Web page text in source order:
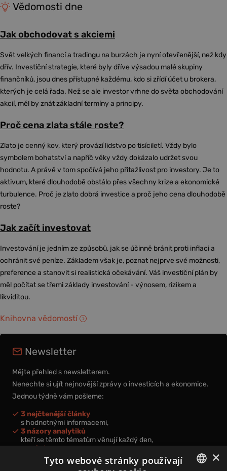
Vědomosti dne
Jak obchodovat s akciemi
Svět velkých financí a tradingu na burzách je nyní otevřenější, než kdy
dřív. Investiční strategie, které byly dříve výsadou malé skupiny
finančníků, jsou dnes přístupné každému, kdo si zřídí účet u brokera,
kterých je celá řada. Než se ale investor vrhne do světa obchodování
akcií, měl by znát základní termíny a principy.
Proč cena zlata stále roste?
Zlato je cenný kov, který provází lidstvo po tisíciletí. Vždy bylo
symbolem bohatství a napříč věky vždy dokázalo udržet svou
hodnotu. A právě v tom spočívá jeho přitažlivost pro investory. Je to
aktivum, které dlouhodobě obstálo přes všechny krize a ekonomické
turbulence. Proč je zlato dobrá investice a proč jeho cena dlouhodobě
roste?
Jak začít investovat
Investování je jedním ze způsobů, jak se účinně bránit proti inflaci a
ochránit své peníze. Základem však je, poznat nejprve své možnosti,
preference a stanovit si realistická očekávání. Váš investiční plán by
měl počítat se třemi základy investování - výnosem, rizikem a
likviditou.
Knihovna vědomostí
Newsletter
Mějte přehled s newsletterem.
Nenechte si ujít nejnovější zprávy o investicích a ekonomice.
Jednou týdně vám pošleme:
3 nejčtenější články
s hodnotnými informacemi,
3 názory analytiků
kteří se těmto tématům věnují každý den,
nová videa a podcasty
k prohloubení vašich znalostí.
×
Tyto webové stránky používají